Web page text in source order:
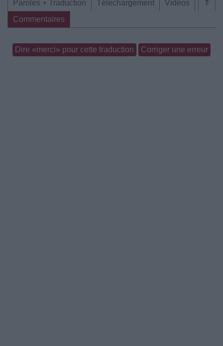
⇑
Paroles + Traduction Téléchargement
Vidéos
Commentaires
Dire «merci» pour cette traduction Corriger une erreur